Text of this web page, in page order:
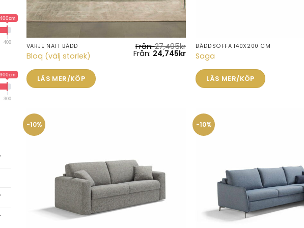
400cm
400
300cm
300
VARJE NATT BÄDD
Bloq (välj storlek)
Från:27,495kr
Från: 24,745kr
LÄS MER/KÖP
Den
här
produkten
har
De
olika
produktsidan
BÄDDSOFFA 140X200 CM
Saga
LÄS MER/KÖP
-10% -10%